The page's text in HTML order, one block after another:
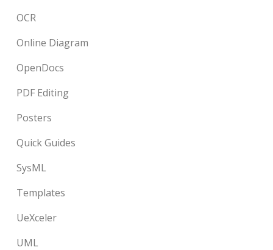
OCR
Online Diagram
OpenDocs
PDF Editing
Posters
Quick Guides
SysML
Templates
UeXceler
UML